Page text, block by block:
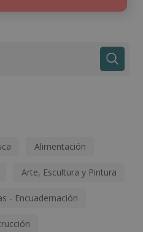
Alimentación
Arte, Escultura y Pintura
- Encuadernación